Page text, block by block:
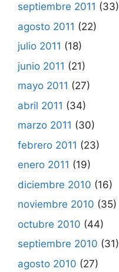
septiembre 2011 (33)
agosto 2011 (22)
julio 2011 (18)
junio 2011 (21)
mayo 2011 (27)
abril 2011 (34)
marzo 2011 (30)
febrero 2011 (23)
enero 2011 (19)
diciembre 2010 (16)
noviembre 2010 (35)
octubre 2010 (44)
septiembre 2010 (31)
agosto 2010 (27)